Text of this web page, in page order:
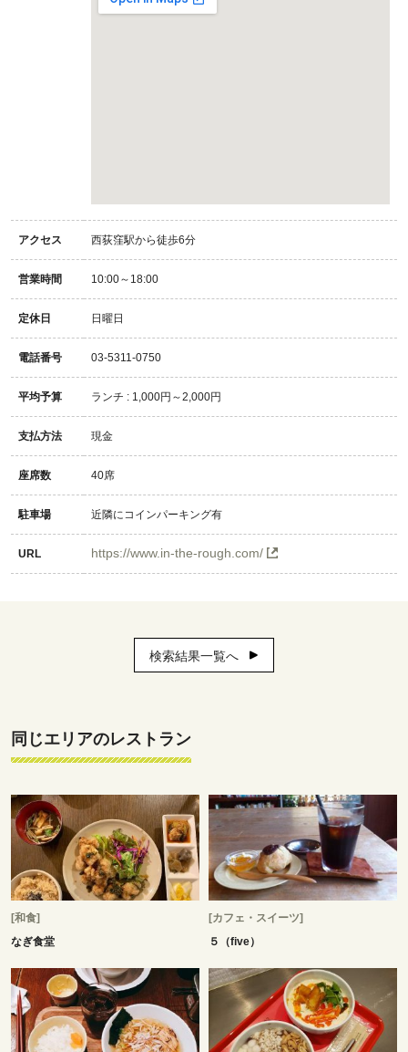
アクセス 西荻窪駅から徒歩6分
営業時間 10:00～18:00
定休日 日曜日
電話番号 03-5311-0750
平均予算 ランチ : 1,000円～2,000円
支払方法 現金
座席数 40席
駐車場 近隣にコインパーキング有
URL https://www.in-the-rough.com/
検索結果一覧へ
同じエリアのレストラン
[和食]
なぎ食堂
[カフェ・スイーツ]
５（five）